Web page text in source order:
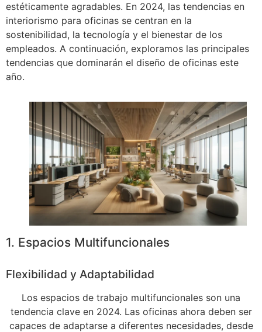
La decoración de oficinas evoluciona
constantemente, y mantenerse al día con
las últimas tendencias es esencial para
crear espacios de trabajo funcionales y
estéticamente agradables. En 2024, las
tendencias en interiorismo para oficinas
se centran en la sostenibilidad, la
estéticamente agradables. En 2024, las tendencias en
interiorismo para oficinas se centran en la
sostenibilidad, la tecnología y el bienestar de los
empleados. A continuación, exploramos las principales
tendencias que dominarán el diseño de oficinas este
año.
1. Espacios Multifuncionales
Flexibilidad y Adaptabilidad
Los espacios de trabajo multifuncionales son una
tendencia clave en 2024. Las oficinas ahora deben ser
capaces de adaptarse a diferentes necesidades, desde